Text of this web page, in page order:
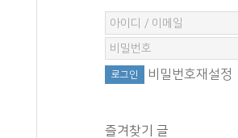
비밀번호재설정
즐겨찾기 글